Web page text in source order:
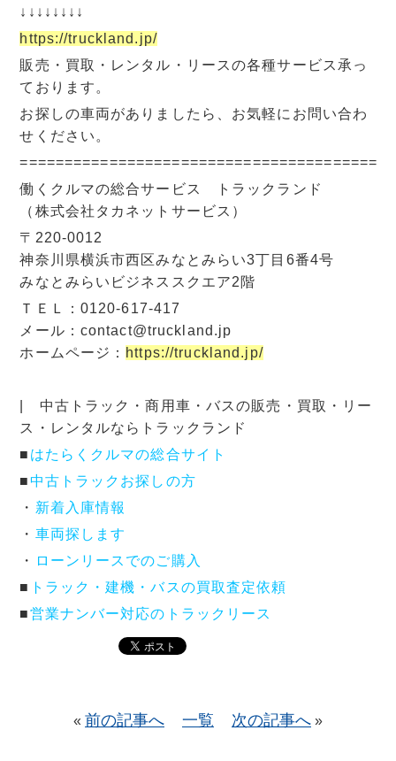
↓↓↓↓↓↓↓↓
https://truckland.jp/
販売・買取・レンタル・リースの各種サービス承っ
ております。
お探しの車両がありましたら、お気軽にお問い合わ
せください。
=========================================
働くクルマの総合サービス トラックランド
（株式会社タカネットサービス）
〒220-0012
神奈川県横浜市西区みなとみらい3丁目6番4号
みなとみらいビジネススクエア2階
ＴＥＬ：0120-617-417
メール：contact@truckland.jp
ホームページ： https://truckland.jp/
| 中古トラック・商用車・バスの販売・買取・リー
ス・レンタルならトラックランド
■ はたらくクルマの総合サイト
■中古トラックお探しの方
・ 新着入庫情報
・ 車両探します
・
ローンリースでのご購入
■ トラック・建機・バスの買取査定依頼
■営業ナンバー対応のトラックリース
« 前の記事へ 一覧 次の記事へ »